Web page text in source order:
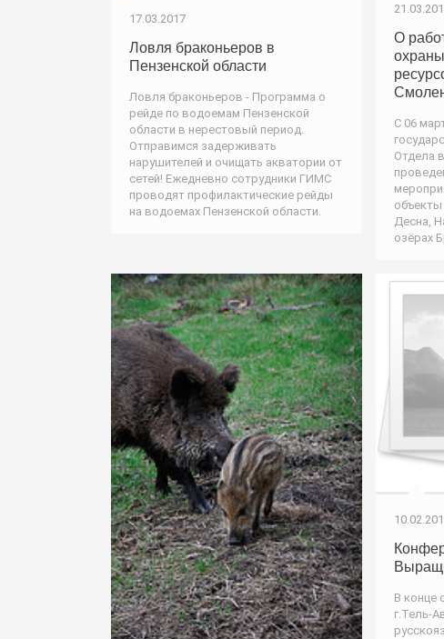
17.03.2017
Ловля браконьеров в
Пензенской области
Ловля браконьеров - Программа о
рейде по водоемам Пензенской
области в нерестовый период.
Отправимся задерживать
нарушителей и очищать акватории от
сетей! Ежедневно сотрудники ГИМС
проводят профилактические рейды
на водоемах Пензенской области.
О
С 06
Отдела
объекты
Десна,
озёрах
В конце
г.Тель-